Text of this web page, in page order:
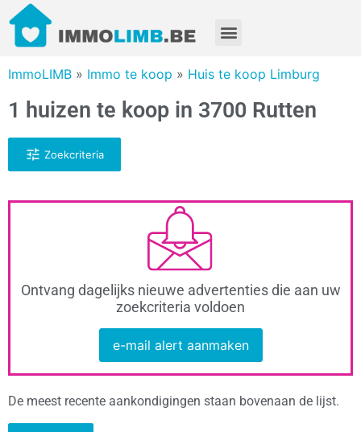
ImmoLIMB » Immo te koop » Huis te koop Limburg
1 huizen te koop in 3700 Rutten
Zoekcriteria
Ontvang dagelijks nieuwe advertenties die aan uw
zoekcriteria voldoen
e-mail alert aanmaken
De meest recente aankondigingen staan bovenaan de lijst.